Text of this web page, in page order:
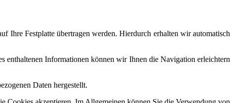
Ihre Festplatte übertragen werden. Hierdurch erhalten wir automatisch
enthaltenen Informationen können wir Ihnen die Navigation erleichtern
Daten hergestellt.